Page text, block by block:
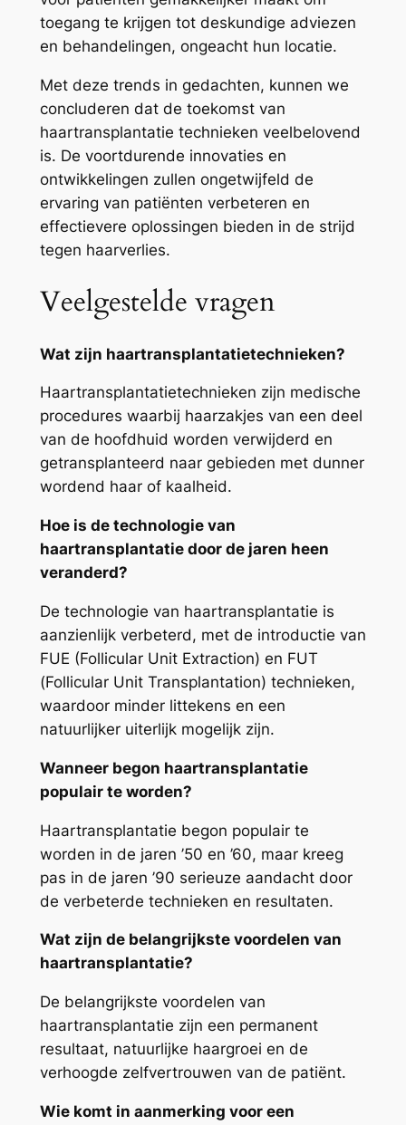
toegang te krijgen tot deskundige adviezen
en behandelingen, ongeacht hun locatie.
Met deze trends in gedachten, kunnen we
concluderen dat de toekomst van
haartransplantatie technieken veelbelovend
is. De voortdurende innovaties en
ontwikkelingen zullen ongetwijfeld de
ervaring van patiënten verbeteren en
effectievere oplossingen bieden in de strijd
tegen haarverlies.
Veelgestelde vragen
Wat zijn haartransplantatietechnieken?
Haartransplantatietechnieken zijn medische
procedures waarbij haarzakjes van een deel
van de hoofdhuid worden verwijderd en
getransplanteerd naar gebieden met dunner
wordend haar of kaalheid.
Hoe is de technologie van
haartransplantatie door de jaren heen
veranderd?
De technologie van haartransplantatie is
aanzienlijk verbeterd, met de introductie van
FUE (Follicular Unit Extraction) en FUT
(Follicular Unit Transplantation) technieken,
waardoor minder littekens en een
natuurlijker uiterlijk mogelijk zijn.
Wanneer begon haartransplantatie
populair te worden?
Haartransplantatie begon populair te
worden in de jaren ’50 en ’60, maar kreeg
pas in de jaren ’90 serieuze aandacht door
de verbeterde technieken en resultaten.
Wat zijn de belangrijkste voordelen van
haartransplantatie?
De belangrijkste voordelen van
haartransplantatie zijn een permanent
resultaat, natuurlijke haargroei en de
verhoogde zelfvertrouwen van de patiënt.
Wie komt in aanmerking voor een